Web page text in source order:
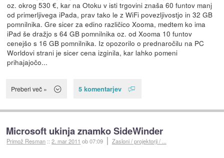
oz. okrog 530 €, kar na Otoku v isti trgovini znaša 60 funtov manj
od primerljivega iPada, prav tako le z WiFi povezljivostjo in 32 GB
pomnilnika. Gre sicer za edino različico Xooma, medtem ko ima
iPad še dražjo s 64 GB pomnilnika oz. od Xooma 10 funtov
cenejšo s 16 GB pomnilnika. Iz opozorilo o prednaročilu na PC
Worldovi strani je sicer cena izginila, kar lahko pomeni
prihajajočo...
Preberi več » 5 komentarjev
Microsoft ukinja znamko SideWinder
Primož Resman ::2. mar 2011 ob 07:09 Zasloni / projektorji / ...